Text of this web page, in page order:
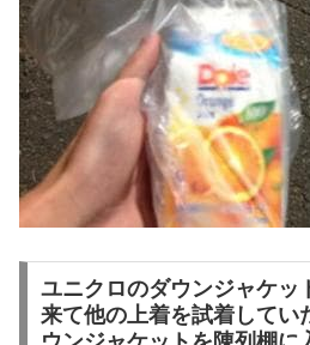
ユニクロのダウンジャケッ
来て他の上着を試着してい